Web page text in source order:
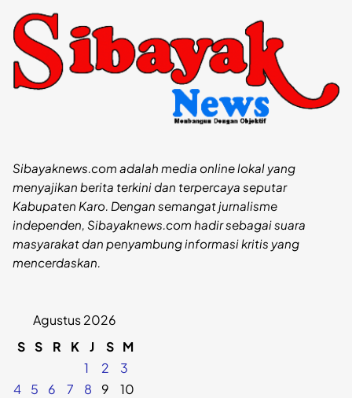
Sibayaknews.com adalah media online lokal yang
menyajikan berita terkini dan terpercaya seputar
Kabupaten Karo. Dengan semangat jurnalisme
independen, Sibayaknews.com hadir sebagai suara
masyarakat dan penyambung informasi kritis yang
mencerdaskan.
Agustus 2026
S S R K J S M
1
2
3
4
5 6 7 8 9
10